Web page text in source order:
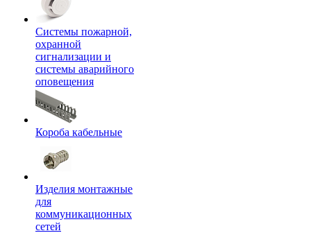
Системы пожарной,
охранной
сигнализации и
системы аварийного
оповещения
Короба кабельные
Изделия монтажные
для
коммуникационных
сетей